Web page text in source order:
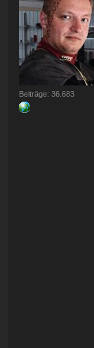
Beiträge: 36.683